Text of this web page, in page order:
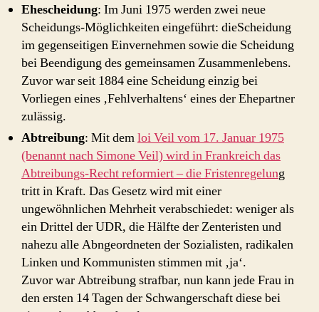
Ehescheidung: Im Juni 1975 werden zwei neue
Scheidungs-Möglichkeiten eingeführt: dieScheidung
im gegenseitigen Einvernehmen sowie die Scheidung
bei Beendigung des gemeinsamen Zusammenlebens.
Zuvor war seit 1884 eine Scheidung einzig bei
Vorliegen eines ‚Fehlverhaltens‘ eines der Ehepartner
zulässig.
Abtreibung: Mit demloi Veil vom 17. Januar 1975
(benannt nach Simone Veil) wird in Frankreich das
Abtreibungs-Recht reformiert – die Fristenregelung
tritt in Kraft. Das Gesetz wird mit einer
ungewöhnlichen Mehrheit verabschiedet: weniger als
ein Drittel der UDR, die Hälfte der Zenteristen und
nahezu alle Abngeordneten der Sozialisten, radikalen
Linken und Kommunisten stimmen mit ‚ja‘.
Zuvor war Abtreibung strafbar, nun kann jede Frau in
den ersten 14 Tagen der Schwangerschaft diese bei